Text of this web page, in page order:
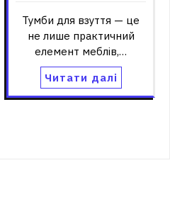
Тумби для взуття — це
не лише практичний
елемент меблів,…
Читати далі